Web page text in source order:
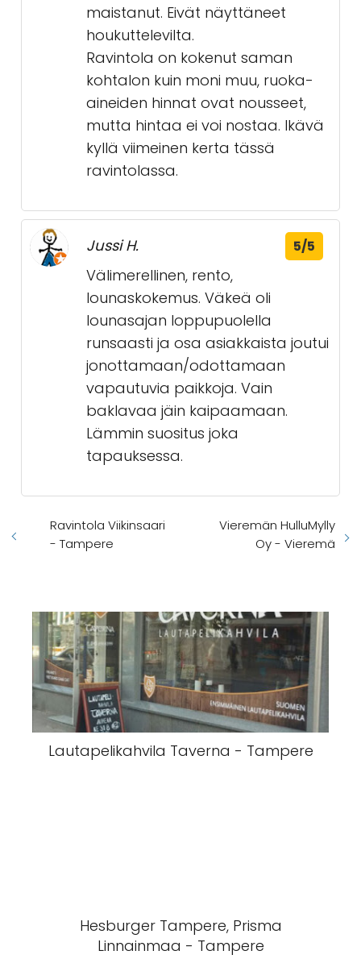
maistanut. Eivät näyttäneet
houkuttelevilta.
Ravintola on kokenut saman
kohtalon kuin moni muu, ruoka-
aineiden hinnat ovat nousseet,
mutta hintaa ei voi nostaa. Ikävä
kyllä viimeinen kerta tässä
ravintolassa.
Jussi H. 5/5
Välimerellinen, rento,
lounaskokemus. Väkeä oli
lounasajan loppupuolella
runsaasti ja osa asiakkaista joutui
jonottamaan/odottamaan
vapautuvia paikkoja. Vain
baklavaa jäin kaipaamaan.
Lämmin suositus joka
tapauksessa.
Ravintola Viikinsaari
- Tampere
Vieremän HulluMylly
Oy - Vieremä
Lautapelikahvila Taverna - Tampere
Hesburger Tampere, Prisma
Linnainmaa - Tampere